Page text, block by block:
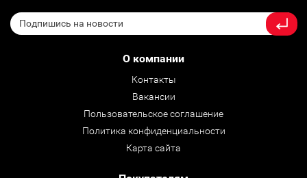
О компании
Контакты
Вакансии
Пользовательское соглашение
Политика конфиденциальности
Карта сайта